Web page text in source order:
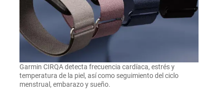
Garmin CIRQA detecta frecuencia cardíaca, estrés y
temperatura de la piel, así como seguimiento del ciclo
menstrual, embarazo y sueño.